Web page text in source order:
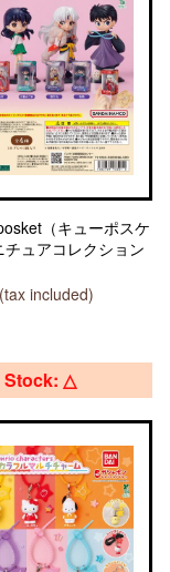
（キューポスケ
チュアコレクション
included)
Stock: △